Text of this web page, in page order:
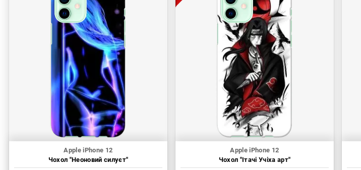
Apple iPhone 12
Чохол "Неоновий силуєт"
Apple iPhone 12
Чохол "Ітачі Учіха арт"